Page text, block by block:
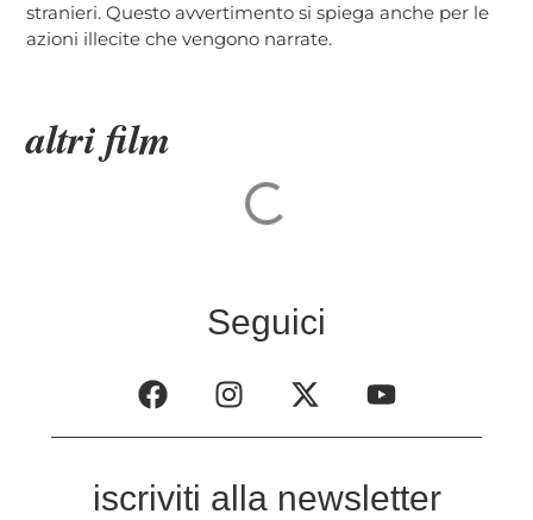
stranieri. Questo avvertimento si spiega anche per le
azioni illecite che vengono narrate.
altri film
Seguici
iscriviti alla newsletter